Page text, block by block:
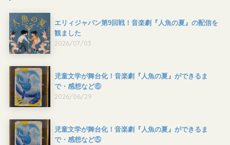
エリィジャパン第9回戦！音楽劇『人魚の夏』の配信を
観ました
2026/07/03
児童文学が舞台化！音楽劇『人魚の夏』ができるま
で・感想など⑥
2026/06/29
児童文学が舞台化！音楽劇『人魚の夏』ができるま
で・感想など⑤